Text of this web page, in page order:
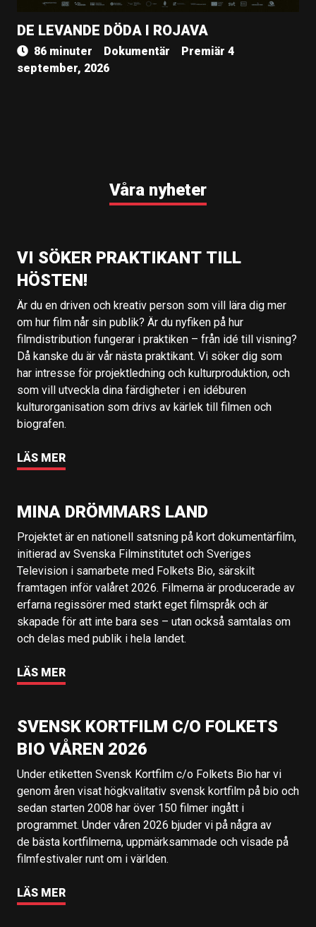
DE LEVANDE DÖDA I ROJAVA
86 minuter Dokumentär
Premiär 4
september, 2026
Våra nyheter
VI SÖKER PRAKTIKANT TILL
HÖSTEN!
Är du en driven och kreativ person som vill lära dig mer
om hur film når sin publik? Är du nyfiken på hur
filmdistribution fungerar i praktiken – från idé till visning?
Då kanske du är vår nästa praktikant. Vi söker dig som
har intresse för projektledning och kulturproduktion, och
som vill utveckla dina färdigheter i en idéburen
kulturorganisation som drivs av kärlek till filmen och
biografen.
LÄS MER
MINA DRÖMMARS LAND
Projektet är en nationell satsning på kort dokumentärfilm,
initierad av Svenska Filminstitutet och Sveriges
Television i samarbete med Folkets Bio, särskilt
framtagen inför valåret 2026. Filmerna är producerade av
erfarna regissörer med starkt eget filmspråk och är
skapade för att inte bara ses – utan också samtalas om
och delas med publik i hela landet.
LÄS MER
SVENSK KORTFILM C/O FOLKETS
BIO VÅREN 2026
Under etiketten Svensk Kortfilm c/o Folkets Bio har vi
genom åren visat högkvalitativ svensk kortfilm på bio och
sedan starten 2008 har över 150 filmer ingått i
programmet. Under våren 2026 bjuder vi på några av
de bästa kortfilmerna, uppmärksammade och visade på
filmfestivaler runt om i världen.
LÄS MER